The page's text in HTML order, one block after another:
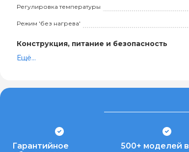
Регулировка температуры
Режим 'без нагрева'
Конструкция, питание и безопасность
Ещё...
Гарантийное
500+ моделей в